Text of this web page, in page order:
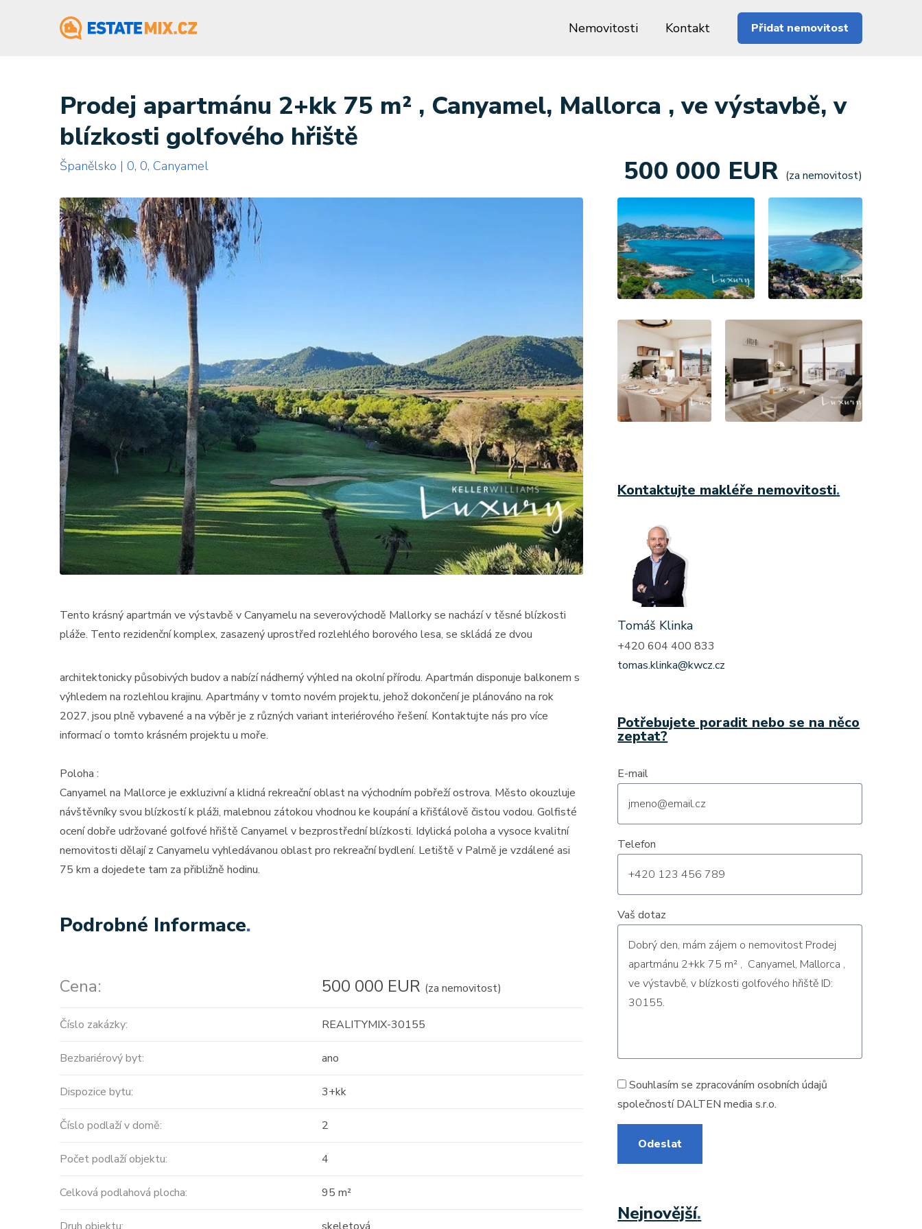
Nemovitosti Kontakt Přidat nemovitost
Prodej apartmánu 2+kk 75 m² , Canyamel, Mallorca , ve výstavbě, v
blízkosti golfového hřiště
Španělsko | 0, 0, Canyamel 500 000 EUR (za nemovitost)
Tento krásný apartmán ve výstavbě v Canyamelu na severovýchodě Mallorky se nachází v těsné blízkosti
pláže. Tento rezidenční komplex, zasazený uprostřed rozlehlého borového lesa, se skládá ze dvou
architektonicky působivých budov a nabízí nádherný výhled na okolní přírodu. Apartmán disponuje balkonem s
výhledem na rozlehlou krajinu. Apartmány v tomto novém projektu, jehož dokončení je plánováno na rok
2027, jsou plně vybavené a na výběr je z různých variant interiérového řešení. Kontaktujte nás pro více
informací o tomto krásném projektu u moře.
Poloha :
Canyamel na Mallorce je exkluzivní a klidná rekreační oblast na východním pobřeží ostrova. Město okouzluje
návštěvníky svou blízkostí k pláži, malebnou zátokou vhodnou ke koupání a křišťálově čistou vodou. Golfisté
ocení dobře udržované golfové hřiště Canyamel v bezprostřední blízkosti. Idylická poloha a vysoce kvalitní
nemovitosti dělají z Canyamelu vyhledávanou oblast pro rekreační bydlení. Letiště v Palmě je vzdálené asi
75 km a dojedete tam za přibližně hodinu.
Podrobné Informace.
Cena: 500 000 EUR (za nemovitost)
Číslo zakázky: REALITYMIX-30155
Bezbariérový byt: ano
Dispozice bytu: 3+kk
Číslo podlaží v domě: 2
Počet podlaží objektu: 4
Celková podlahová plocha: 95 m²
Kontaktujte makléře nemovitosti.
Tomáš Klinka
+420 604 400 833
tomas.klinka@kwcz.cz
Potřebujete poradit nebo se na něco
zeptat?
E-mail
Telefon
Vaš dotaz
Souhlasím se zpracovánímosobních údajů
společností DALTEN media s.r.o.
Odeslat
Nejnovější.